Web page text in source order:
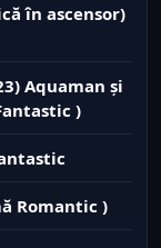
în ascensor)
Aquaman și
)
Romantic )